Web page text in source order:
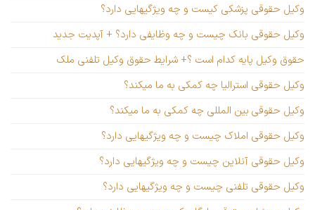
وکیل حقوقی پزشکی کیست و چه ویژگیهایی دارد؟
وکیل حقوقی بانک چیست و چه وظایفی دارد؟ + آپدیت جدید
حقوق وکیل پایه کدام است ؟+ شرایط حقوق وکیل تلفنی ملک
وکیل حقوقی استرالیا چه کمکی به ما میکند؟
وکیل حقوقی بین المللی چه کمکی به ما میکند؟
وکیل حقوقی املاک چیست و چه ویژگیهایی دارد؟
وکیل حقوقی آنلاین چیست و چه ویژگیهایی دارد؟
وکیل حقوقی تلفنی چیست و چه ویژگیهایی دارد؟